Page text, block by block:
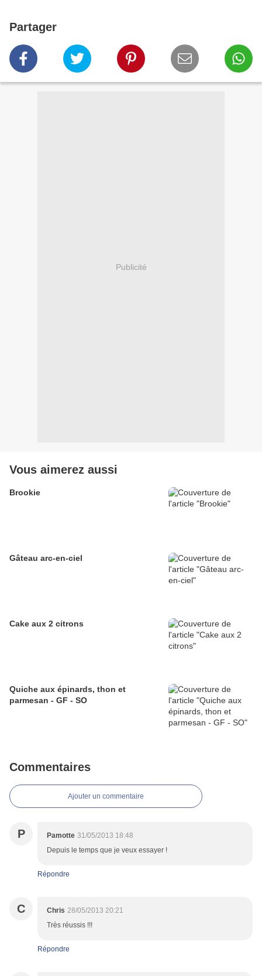
Partager
Publicité
Vous aimerez aussi
Brookie
Gâteau arc-en-ciel
Cake aux 2 citrons
Quiche aux épinards, thon et
parmesan - GF - SO
Commentaires
Ajouter un commentaire
P Pamotte 31/05/2013 18:48
Depuis le temps que je veux essayer !
Répondre
C Chris 28/05/2013 20:21
Très réussis !!!
Répondre